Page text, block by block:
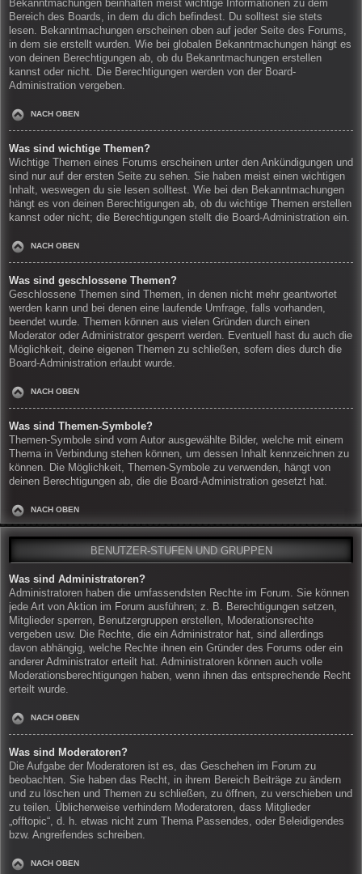
Bekanntmachungen beinhalten meist wichtige Informationen zu dem
Bereich des Boards, in dem du dich befindest. Du solltest sie stets
lesen. Bekanntmachungen erscheinen oben auf jeder Seite des Forums,
in dem sie erstellt wurden. Wie bei globalen Bekanntmachungen hängt es
von deinen Berechtigungen ab, ob du Bekanntmachungen erstellen
kannst oder nicht. Die Berechtigungen werden von der Board-
Administration vergeben.
NACH OBEN
Was sind wichtige Themen?
Wichtige Themen eines Forums erscheinen unter den Ankündigungen und
sind nur auf der ersten Seite zu sehen. Sie haben meist einen wichtigen
Inhalt, weswegen du sie lesen solltest. Wie bei den Bekanntmachungen
hängt es von deinen Berechtigungen ab, ob du wichtige Themen erstellen
kannst oder nicht; die Berechtigungen stellt die Board-Administration ein.
NACH OBEN
Was sind geschlossene Themen?
Geschlossene Themen sind Themen, in denen nicht mehr geantwortet
werden kann und bei denen eine laufende Umfrage, falls vorhanden,
beendet wurde. Themen können aus vielen Gründen durch einen
Moderator oder Administrator gesperrt werden. Eventuell hast du auch die
Möglichkeit, deine eigenen Themen zu schließen, sofern dies durch die
Board-Administration erlaubt wurde.
NACH OBEN
Was sind Themen-Symbole?
Themen-Symbole sind vom Autor ausgewählte Bilder, welche mit einem
Thema in Verbindung stehen können, um dessen Inhalt kennzeichnen zu
können. Die Möglichkeit, Themen-Symbole zu verwenden, hängt von
deinen Berechtigungen ab, die die Board-Administration gesetzt hat.
NACH OBEN
BENUTZER-STUFEN UND GRUPPEN
Was sind Administratoren?
Administratoren haben die umfassendsten Rechte im Forum. Sie können
jede Art von Aktion im Forum ausführen; z. B. Berechtigungen setzen,
Mitglieder sperren, Benutzergruppen erstellen, Moderationsrechte
vergeben usw. Die Rechte, die ein Administrator hat, sind allerdings
davon abhängig, welche Rechte ihnen ein Gründer des Forums oder ein
anderer Administrator erteilt hat. Administratoren können auch volle
Moderationsberechtigungen haben, wenn ihnen das entsprechende Recht
erteilt wurde.
NACH OBEN
Was sind Moderatoren?
Die Aufgabe der Moderatoren ist es, das Geschehen im Forum zu
beobachten. Sie haben das Recht, in ihrem Bereich Beiträge zu ändern
und zu löschen und Themen zu schließen, zu öffnen, zu verschieben und
zu teilen. Üblicherweise verhindern Moderatoren, dass Mitglieder
„offtopic“, d. h. etwas nicht zum Thema Passendes, oder Beleidigendes
bzw. Angreifendes schreiben.
NACH OBEN